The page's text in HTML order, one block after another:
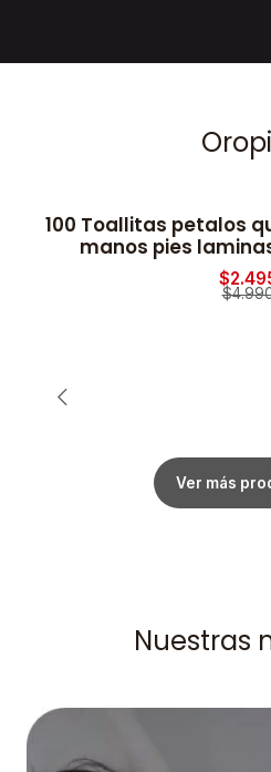
-50% OFF
100 Toallitas petalos
manos pies
Ver más
Nuestras